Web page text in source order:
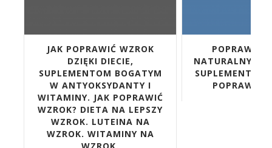
JAK POPRAWIĆ WZROK
DZIĘKI DIECIE,
SUPLEMENTOM BOGATYM
W ANTYOKSYDANTY I
WITAMINY. JAK POPRAWIĆ
WZROK? DIETA NA LEPSZY
WZROK. LUTEINA NA
WZROK. WITAMINY NA
POPRAWA
NATURALNYMI
SUPLEMENTY
POPRAWĘ